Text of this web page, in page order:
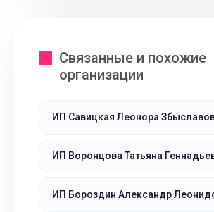
Связанные и похожие
организации
ИП Савицкая Леонора
ИП Воронцова Татьяна
ИП Бороздин Александр